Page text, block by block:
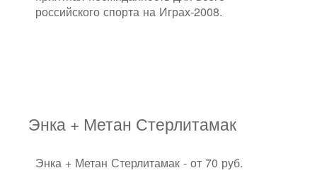
российского спорта на Играх-2008.
Энка + Метан Стерлитамак
Энка + Метан Стерлитамак - от 70 руб.